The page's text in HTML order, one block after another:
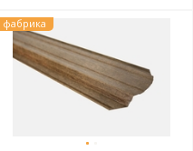
фабрика